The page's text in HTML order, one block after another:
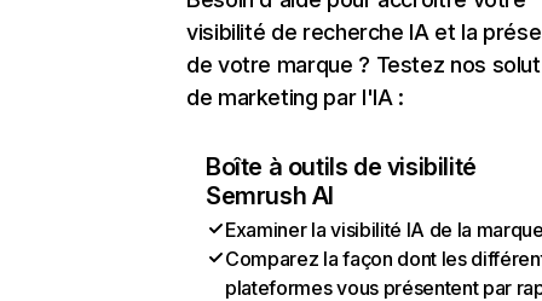
visibilité de recherche IA et la
de votre marque ? Testez nos
de marketing par l'IA :
Boîte à outils de visibilité
Semrush AI
Examiner la visibilité IA de la
Comparez la façon dont les
plateformes vous présentent par